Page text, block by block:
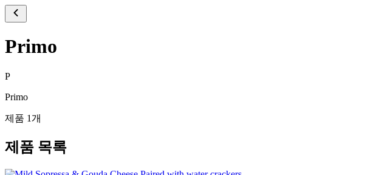
Primo
P
Primo
제품 1개
제품 목록